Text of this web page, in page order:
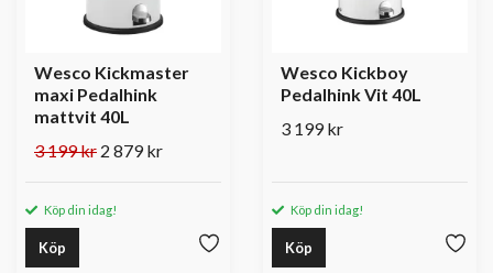
Wesco Kickmaster
maxi Pedalhink
mattvit 40L
3 199 kr 2 879 kr
Köp din idag!
Köp
Wesco Kickboy
Pedalhink Vit 40L
3 199 kr
Köp din idag!
Köp